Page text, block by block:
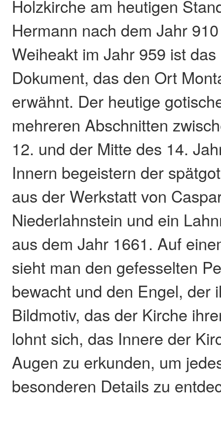
Holzkirche am heutigen
Hermann nach dem Jahr
Weiheakt im Jahr 959 ist
Dokument, das den Ort
erwähnt. Der heutige
mehreren Abschnitten
12. und der Mitte des 14.
Innern begeistern der
aus der Werkstatt von
Niederlahnstein und ein
aus dem Jahr 1661. Auf
sieht man den gefesselten
bewacht und den Engel, der
Bildmotiv, das der Kirche
lohnt sich, das Innere der
Augen zu erkunden, um
besonderen Details zu